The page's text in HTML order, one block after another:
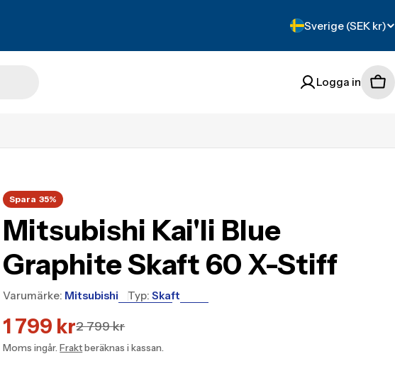
Translation
missing:
Sverige (SEK kr)
Logga in
Translation missing: sv.products.product.media.open_media
Spara 35%
Mitsubishi Kai'li Blue
Graphite Skaft 60 X-Stiff
Varumärke: Mitsubishi Typ: Skaft
Translation
missing:
1 799 kr
Translation
missing:
2 799 kr
Moms ingår.Fraktberäknas i kassan.